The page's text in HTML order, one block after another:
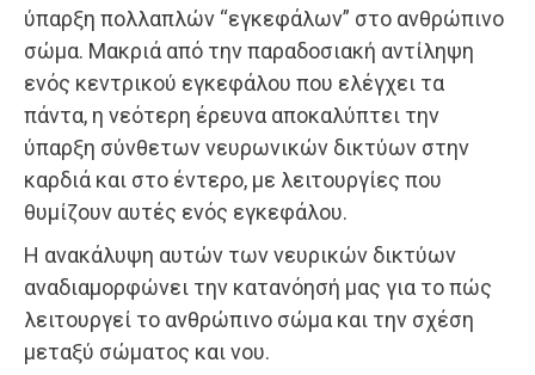
ύπαρξη πολλαπλών “εγκεφάλων” στο ανθρώπινο
σώμα. Μακριά από την παραδοσιακή αντίληψη
ενός κεντρικού εγκεφάλου που ελέγχει τα
πάντα, η νεότερη έρευνα αποκαλύπτει την
ύπαρξη σύνθετων νευρωνικών δικτύων στην
καρδιά και στο έντερο, με λειτουργίες που
θυμίζουν αυτές ενός εγκεφάλου.
Η ανακάλυψη αυτών των νευρικών δικτύων
αναδιαμορφώνει την κατανόησή μας για το πώς
λειτουργεί το ανθρώπινο σώμα και την σχέση
μεταξύ σώματος και νου.